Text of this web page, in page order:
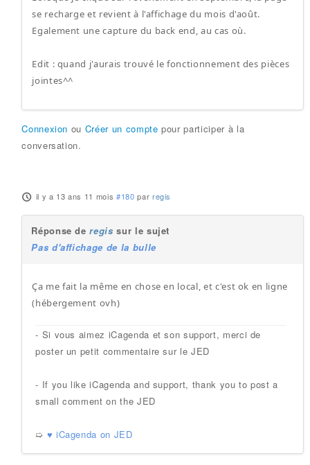
se recharge et revient à l'affichage du mois d'août.
Egalement une capture du back end, au cas où.
Edit : quand j'aurais trouvé le fonctionnement des pièces
jointes^^
Connexion ou Créer un compte pour participer à la
conversation.
il y a 13 ans 11 mois #180 par regis
Réponse deregis sur le sujet
Pas d'affichage de la bulle
Ça me fait la même en chose en local, et c'est ok en ligne
(hébergement ovh)
- Si vous aimez iCagenda et son support, merci de
poster un petit commentaire sur le JED
- If you like iCagenda and support, thank you to post a
small comment on the JED
➯ ♥ iCagenda on JED